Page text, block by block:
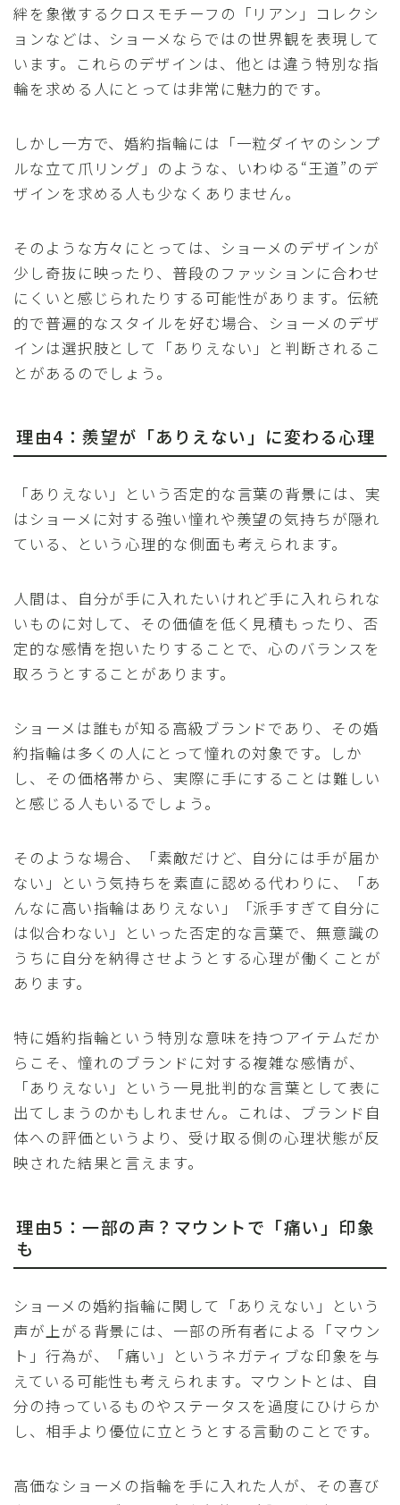
絆を象徴するクロスモチーフの「リアン」コレクシ
ョンなどは、ショーメならではの世界観を表現して
います。これらのデザインは、他とは違う特別な指
輪を求める人にとっては非常に魅力的です。
しかし一方で、婚約指輪には「一粒ダイヤのシンプ
ルな立て爪リング」のような、いわゆる“王道”のデ
ザインを求める人も少なくありません。
そのような方々にとっては、ショーメのデザインが
少し奇抜に映ったり、普段のファッションに合わせ
にくいと感じられたりする可能性があります。伝統
的で普遍的なスタイルを好む場合、ショーメのデザ
インは選択肢として「ありえない」と判断されるこ
とがあるのでしょう。
理由4：羨望が「ありえない」に変わる心理
「ありえない」という否定的な言葉の背景には、実
はショーメに対する強い憧れや羨望の気持ちが隠れ
ている、という心理的な側面も考えられます。
人間は、自分が手に入れたいけれど手に入れられな
いものに対して、その価値を低く見積もったり、否
定的な感情を抱いたりすることで、心のバランスを
取ろうとすることがあります。
ショーメは誰もが知る高級ブランドであり、その婚
約指輪は多くの人にとって憧れの対象です。しか
し、その価格帯から、実際に手にすることは難しい
と感じる人もいるでしょう。
そのような場合、「素敵だけど、自分には手が届か
ない」という気持ちを素直に認める代わりに、「あ
んなに高い指輪はありえない」「派手すぎて自分に
は似合わない」といった否定的な言葉で、無意識の
うちに自分を納得させようとする心理が働くことが
あります。
特に婚約指輪という特別な意味を持つアイテムだか
らこそ、憧れのブランドに対する複雑な感情が、
「ありえない」という一見批判的な言葉として表に
出てしまうのかもしれません。これは、ブランド自
体への評価というより、受け取る側の心理状態が反
映された結果と言えます。
理由5：一部の声？マウントで「痛い」印象
も
ショーメの婚約指輪に関して「ありえない」という
声が上がる背景には、一部の所有者による「マウン
ト」行為が、「痛い」というネガティブな印象を与
えている可能性も考えられます。マウントとは、自
分の持っているものやステータスを過度にひけらか
し、相手より優位に立とうとする言動のことです。
高価なショーメの指輪を手に入れた人が、その喜び